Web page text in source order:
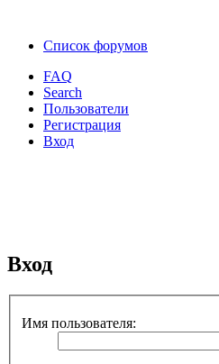
Список форумов
FAQ
Search
Пользователи
Регистрация
Вход
Вход
Имя пользователя: